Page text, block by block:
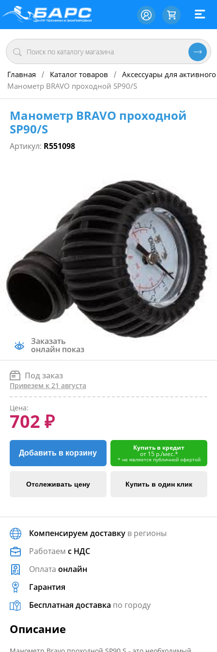
Главная / Каталог товаров / Аксессуары для
Манометр BRAVO проходной SP90/S
Манометр BRAVO проходной
SP90/S
Артикул: R551098
Заказать
онлайн показ
Под заказ
Привезем к 21 августа
Цена:
702 ₽
Добавить в корзину
Купить в кредит
от 15 р./мес.*
* не является публичной офертой
Отслеживать цену Купить в один клик
Компенсируем доставку в регионы
Работаем с НДС
Оплата онлайн
Гарантия
Бесплатная доставка по городу
Описание